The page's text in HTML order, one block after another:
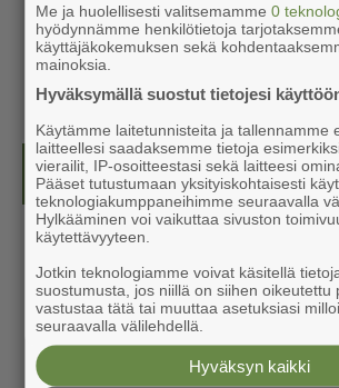
Kesälehti (ilmainen)
Me ja huolellisesti valitsemamme0
hyödynnämme henkilötietoja
käyttäjäkokemuksen sekä
mainoksia.
Hyväksymällä suostut tietojesi
Käytämme laitetunnisteita ja tallennamme
laitteellesi saadaksemme tietoja
vierailit, IP-osoitteestasi sekä laitteesi
Pääset tutustumaan yksityiskohtaisesti
teknologiakumppaneihimme seuraavalla
Hylkääminen voi vaikuttaa sivuston
käytettävyyteen.
Jotkin teknologiamme voivat käsitellä
suostumusta, jos niillä on siihen oikeutettu
vastustaa tätä tai muuttaa asetuksiasi
seuraavalla välilehdellä.
Hyväksyn kaikki